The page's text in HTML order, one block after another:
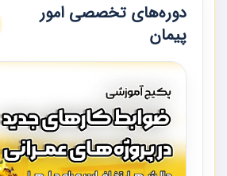
دوره‌های تخصصی امور
پیمان